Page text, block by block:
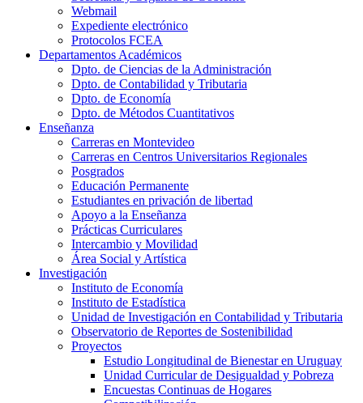
Webmail
Expediente electrónico
Protocolos FCEA
Departamentos Académicos
Dpto. de Ciencias de la Administración
Dpto. de Contabilidad y Tributaria
Dpto. de Economía
Dpto. de Métodos Cuantitativos
Enseñanza
Carreras en Montevideo
Carreras en Centros Universitarios Regionales
Posgrados
Educación Permanente
Estudiantes en privación de libertad
Apoyo a la Enseñanza
Prácticas Curriculares
Intercambio y Movilidad
Área Social y Artística
Investigación
Instituto de Economía
Instituto de Estadística
Unidad de Investigación en Contabilidad y Tributaria
Observatorio de Reportes de Sostenibilidad
Proyectos
Estudio Longitudinal de Bienestar en Uruguay
Unidad Curricular de Desigualdad y Pobreza
Encuestas Continuas de Hogares